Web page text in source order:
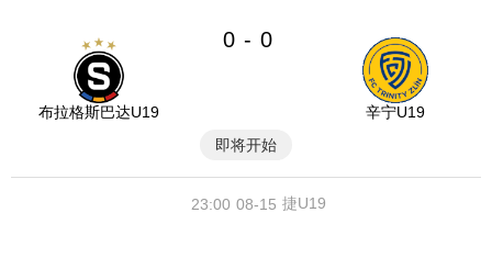
布拉格斯巴达U19
0 - 0
辛宁U19
即将开始
08-15
23:00 捷U19